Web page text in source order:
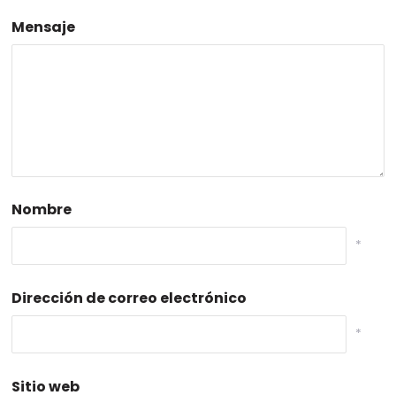
Mensaje
Nombre
*
Dirección de correo electrónico
*
Sitio web